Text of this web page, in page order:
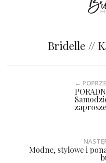
Bridelle //
←
Modne, stylowe i